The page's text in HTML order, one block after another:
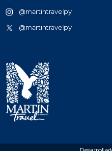
@martintravelpy
@martintravelpy